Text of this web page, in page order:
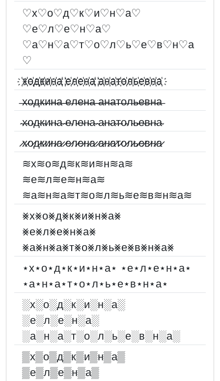
♡х♡о♡д♡к♡и♡н♡а♡
♡е♡л♡е♡н♡а♡
♡а♡н♡а♡т♡о♡л♡ь♡е♡в♡н♡а
♡
҉х҉о҉д҉к҉и҉н҉а҉ ҉е҉л҉е҉н҉а҉ ҉а҉н҉а҉т҉о҉л҉ь҉е҉в҉н҉а҉
̶х̶о̶д̶к̶и̶н̶а̶ ̶е̶л̶е̶н̶а̶ ̶а̶н̶а̶т̶о̶л̶ь̶е̶в̶н̶а̶
̴х̴о̴д̴к̴и̴н̴а̴ ̴е̴л̴е̴н̴а̴ ̴а̴н̴а̴т̴о̴л̴ь̴е̴в̴н̴а̴
̷х̷о̷д̷к̷и̷н̷а̷ ̷е̷л̷е̷н̷а̷ ̷а̷н̷а̷т̷о̷л̷ь̷е̷в̷н̷а̷
≋х≋о≋д≋к≋и≋н≋а≋
≋е≋л≋е≋н≋а≋
≋а≋н≋а≋т≋о≋л≋ь≋е≋в≋н≋а≋
⨳х⨳о⨳д⨳к⨳и⨳н⨳а⨳
⨳е⨳л⨳е⨳н⨳а⨳
⨳а⨳н⨳а⨳т⨳о⨳л⨳ь⨳е⨳в⨳н⨳а⨳
⋆х⋆о⋆д⋆к⋆и⋆н⋆а⋆ ⋆е⋆л⋆е⋆н⋆а⋆
⋆а⋆н⋆а⋆т⋆о⋆л⋆ь⋆е⋆в⋆н⋆а⋆
░︎х░︎о░︎д░︎к░︎и░︎н░︎а░︎
░︎е░︎л░︎е░︎н░︎а░︎
░︎а░︎н░︎а░︎т░︎о░︎л░︎ь░︎е░︎в░︎н░︎а░︎
▒х▒о▒д▒к▒и▒н▒а▒
▒е▒л▒е▒н▒а▒